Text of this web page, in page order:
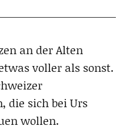
an der Alten
voller als sonst.
die sich bei Urs
wollen.